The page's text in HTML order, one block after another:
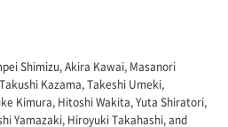
Shimizu, Akira Kawai, Masanori
Kazama, Takeshi Umeki,
Kimura, Hitoshi Wakita, Yuta Shiratori,
Yamazaki, Hiroyuki Takahashi, and